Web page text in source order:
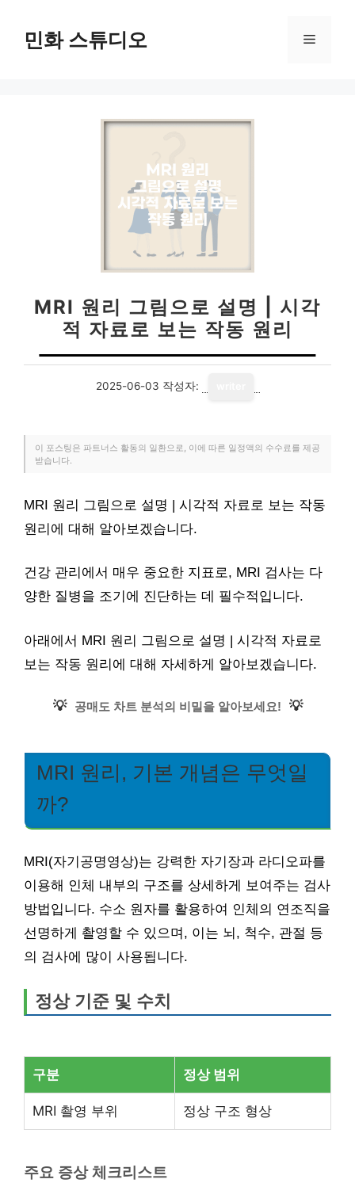
민화 스튜디오 메
MRI 원리 그림으로 설명 | 시각
적 자료로 보는 작동 원리
2025-06-03 작성자:
이 포스팅은 파트너스 활동의 일환으로, 이에 따른 일정액의 수수료를 제공
받습니다.
MRI 원리 그림으로 설명 | 시각적 자료로 보는 작동
원리에 대해 알아보겠습니다.
건강 관리에서 매우 중요한 지표로, MRI 검사는 다
양한 질병을 조기에 진단하는 데 필수적입니다.
아래에서 MRI 원리 그림으로 설명 | 시각적 자료로
보는 작동 원리에 대해 자세하게 알아보겠습니다.
💡 공매도 차트 분석의 비밀을 알아보세요! 💡
MRI 원리, 기본 개념은 무엇일
까?
MRI(자기공명영상)는 강력한 자기장과 라디오파를
이용해 인체 내부의 구조를 상세하게 보여주는 검사
방법입니다. 수소 원자를 활용하여 인체의 연조직을
선명하게 촬영할 수 있으며, 이는 뇌, 척수, 관절 등
의 검사에 많이 사용됩니다.
정상 기준 및 수치
구분 정상 범위
MRI 촬영 부위 정상 구조 형상
주요 증상 체크리스트